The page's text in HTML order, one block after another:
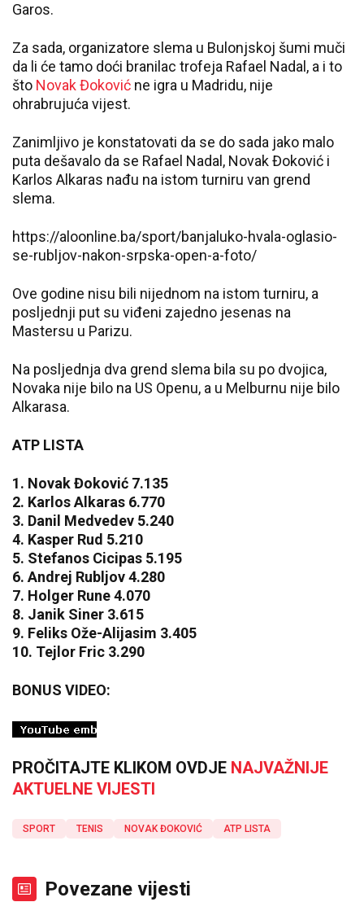
Garos.
Za sada, organizatore slema u Bulonjskoj šumi muči
da li će tamo doći branilac trofeja Rafael Nadal, a i to
što Novak Đoković ne igra u Madridu, nije
ohrabrujuća vijest.
Zanimljivo je konstatovati da se do sada jako malo
puta dešavalo da se Rafael Nadal, Novak Đoković i
Karlos Alkaras nađu na istom turniru van grend
slema.
https://aloonline.ba/sport/banjaluko-hvala-oglasio-
se-rubljov-nakon-srpska-open-a-foto/
Ove godine nisu bili nijednom na istom turniru, a
posljednji put su viđeni zajedno jesenas na
Mastersu u Parizu.
Na posljednja dva grend slema bila su po dvojica,
Novaka nije bilo na US Openu, a u Melburnu nije bilo
Alkarasa.
ATP LISTA
1. Novak Đoković 7.135
2. Karlos Alkaras 6.770
3. Danil Medvedev 5.240
4. Kasper Rud 5.210
5. Stefanos Cicipas 5.195
6. Andrej Rubljov 4.280
7. Holger Rune 4.070
8. Janik Siner 3.615
9. Feliks Ože-Alijasim 3.405
10. Tejlor Fric 3.290
BONUS VIDEO:
PROČITAJTE KLIKOM OVDJE NAJVAŽNIJE
AKTUELNE VIJESTI
SPORT TENIS NOVAK ĐOKOVIĆ ATP LISTA
Povezane vijesti